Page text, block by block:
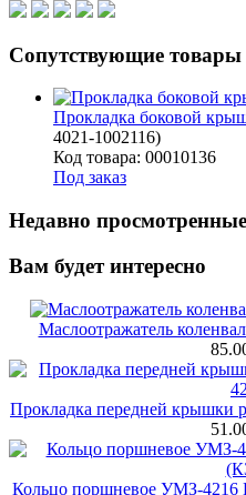
Сопутствующие товары
Прокладка боковой
4021-1002116)
Код товара: 00010136
Под заказ
Недавно
Вам будет интересно
Маслоотражатель
Прокладка передней крышки
Кольцо поршневое УМЗ-4216